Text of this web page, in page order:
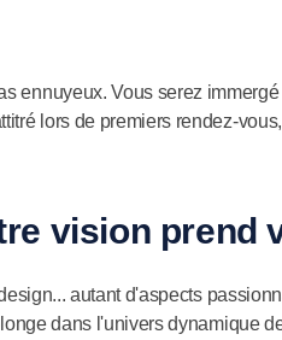
ennuyeux. Vous serez
lors de premiers rendez-
vision prend
autant d'aspects
dans l'univers dynamique